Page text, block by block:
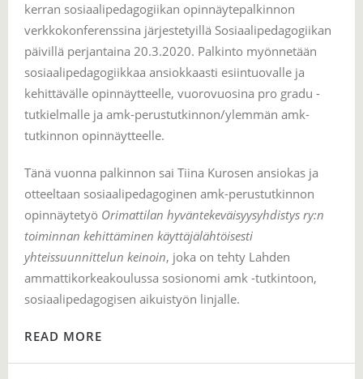
kerran sosiaalipedagogiikan opinnäytepalkinnon
verkkokonferenssina järjestetyillä Sosiaalipedagogiikan
päivillä perjantaina 20.3.2020. Palkinto myönnetään
sosiaalipedagogiikkaa ansiokkaasti esiintuovalle ja
kehittävälle opinnäytteelle, vuorovuosina pro gradu -
tutkielmalle ja amk-perustutkinnon/ylemmän amk-
tutkinnon opinnäytteelle.
Tänä vuonna palkinnon sai Tiina Kurosen ansiokas ja
otteeltaan sosiaalipedagoginen amk-perustutkinnon
opinnäytetyö Orimattilan hyväntekeväisyysyhdistys ry:n
toiminnan kehittäminen käyttäjälähtöisesti
yhteissuunnittelun keinoin, joka on tehty Lahden
ammattikorkeakoulussa sosionomi amk -tutkintoon,
sosiaalipedagogisen aikuistyön linjalle.
READ MORE